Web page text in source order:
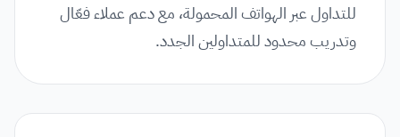
للتداول عبر الهواتف المحمولة، مع دعم عملاء فعّال
وتدريب محدود للمتداولين الجدد.